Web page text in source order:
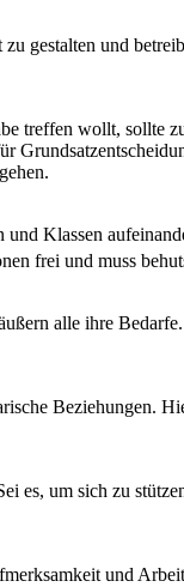
gestalten und
treffen wollt, sollte
Klassen
frei und muss
alle ihre
Beziehungen.
es, um sich zu
und